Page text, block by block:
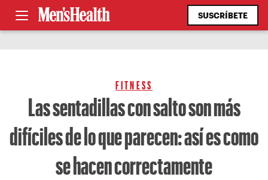
SUSCRÍBETE
FITNESS
Las sentadillas con salto son más
difíciles de lo que parecen: así es como
se hacen correctamente